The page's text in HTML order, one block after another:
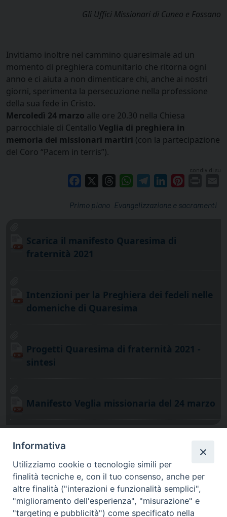
Gli Uffici Missionari di Cuneo e Fossano
Invitiamo inoltre nel cammino quaresimale ad un
momento di preghiera comunitario che ritorna ogni
anno e ci aiuta a non dimenticare chi, anche ai nostri
giorni, sperimenta la persecuzione nella professione
della sua fede in Cristo.
Mercoledì 24 marzo alle ore 20.30 nella Chiesa
parrocchiale di Centallo Veglia di preghiera in
memoria dei missionari martiri (con la partecipazione
del Coro “Pacem in terris”).
condividi su
Facebook ThreadsWhatsAppTelegramLinkedIn
Evangelizzazione e sacramenti
Primo piano
Scarica il manifesto Quaresima di
fraternità 2021
Intenzioni per la Preghiera dei fedeli nelle
domeniche di Quaresima
Progetti Quaresima di fraternità 2021 -
sintesi
Manifesto Veglia missionaria del 24 marzo
Informativa
Utilizziamo cookie o tecnologie simili per
finalità tecniche e, con il tuo consenso, anche per
altre finalità ("interazioni e funzionalità semplici",
"miglioramento dell'esperienza", "misurazione" e
"targeting e pubblicità") come specificato nella